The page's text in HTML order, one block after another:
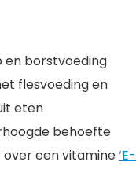
en borstvoeding
flesvoeding en
eten
behoefte
over een vitamine‘E-